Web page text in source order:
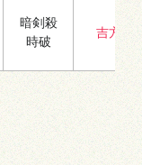
暗剣殺
時破
吉方